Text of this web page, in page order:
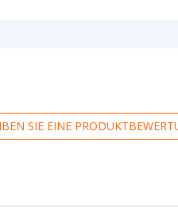
SIE EINE